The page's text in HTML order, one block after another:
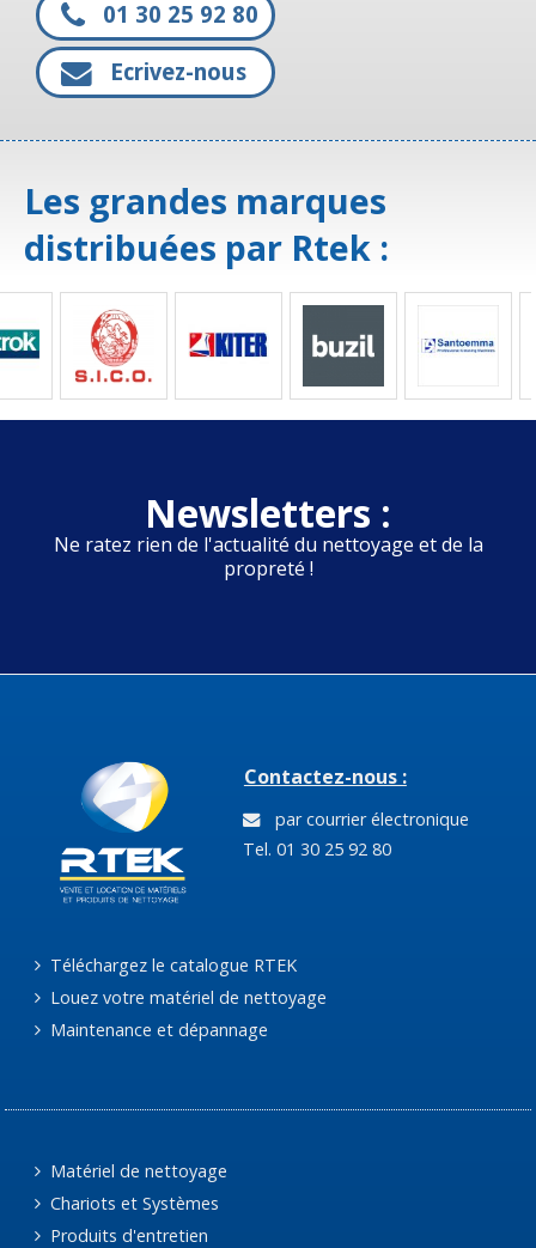
01 30 25 92 80
Ecrivez-nous
Les grandes marques
distribuées par Rtek :
Newsletters :
Ne ratez rien de l'actualité du nettoyage et de la
propreté !
Contactez-nous :
par courrier électronique
Tel. 01 30 25 92 80
Téléchargez le catalogue RTEK
Louez votre matériel de nettoyage
Maintenance et dépannage
Matériel de nettoyage
Chariots et Systèmes
Produits d'entretien